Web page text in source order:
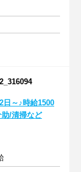
日～♪時給1500
/清掃など